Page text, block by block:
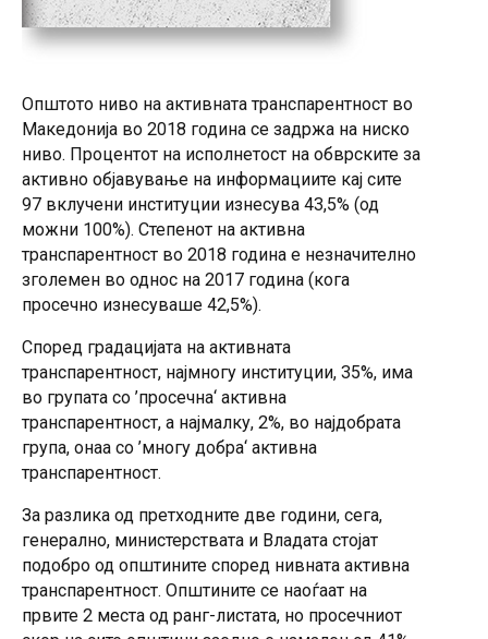
Општото ниво на активната транспарентност во
Македонија во 2018 година се задржа на ниско
ниво. Процентот на исполнетост на обврските за
активно објавување на информациите кај сите
97 вклучени институции изнесува 43,5% (од
можни 100%). Степенот на активна
транспарентност во 2018 година е незначително
зголемен во однос на 2017 година (кога
просечно изнесуваше 42,5%).
Според градацијата на активната
транспарентност, најмногу институции, 35%, има
во групата со ’просечна‘ активна
транспарентност, а најмалку, 2%, во најдобрата
група, онаа со ’многу добра‘ активна
транспарентност.
За разлика од претходните две години, сега,
генерално, министерствата и Владата стојат
подобро од општините според нивната активна
транспарентност. Општините се наоѓаат на
првите 2 места од ранг-листата, но просечниот